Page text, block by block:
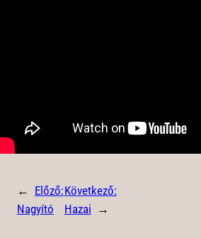
← Előző:
Nagyító
Következő:
Hazai →